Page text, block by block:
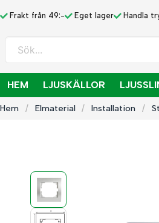
Frakt från 49:- Eget lager Handla
Sök...
HEM LJUSKÄLLOR
Hem Elmaterial Installation